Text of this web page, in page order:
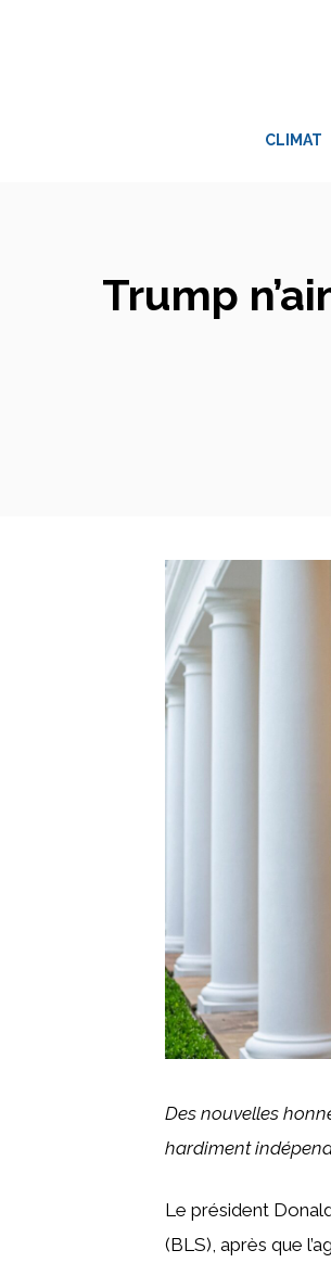
CLIMAT
Trump
Des nouvelles
hardiment
Le président
(BLS), après que